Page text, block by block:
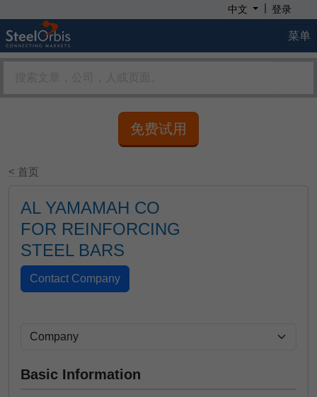
中文 | 登录
菜单
免费试用
< 首页
AL YAMAMAH CO
FOR REINFORCING
STEEL BARS
Basic Information